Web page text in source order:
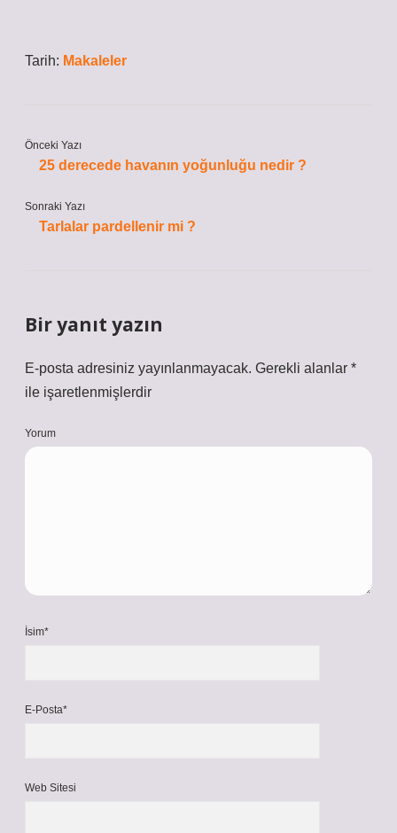
Tarih: Makaleler
Önceki Yazı
25 derecede havanın yoğunluğu nedir ?
Sonraki Yazı
Tarlalar pardellenir mi ?
Bir yanıt yazın
E-posta adresiniz yayınlanmayacak. Gerekli alanlar *
ile işaretlenmişlerdir
Yorum
İsim*
E-Posta*
Web Sitesi